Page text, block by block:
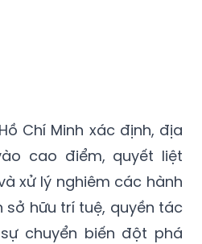
Chí Minh xác định, địa
cao điểm, quyết liệt
xử lý nghiêm các hành
sở hữu trí tuệ, quyền tác
chuyển biến đột phá